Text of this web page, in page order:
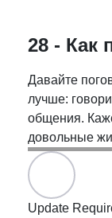
28 - Как
Давайте
лучше:
общения.
довольные
Update